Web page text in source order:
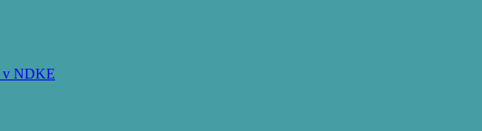
v NDKE